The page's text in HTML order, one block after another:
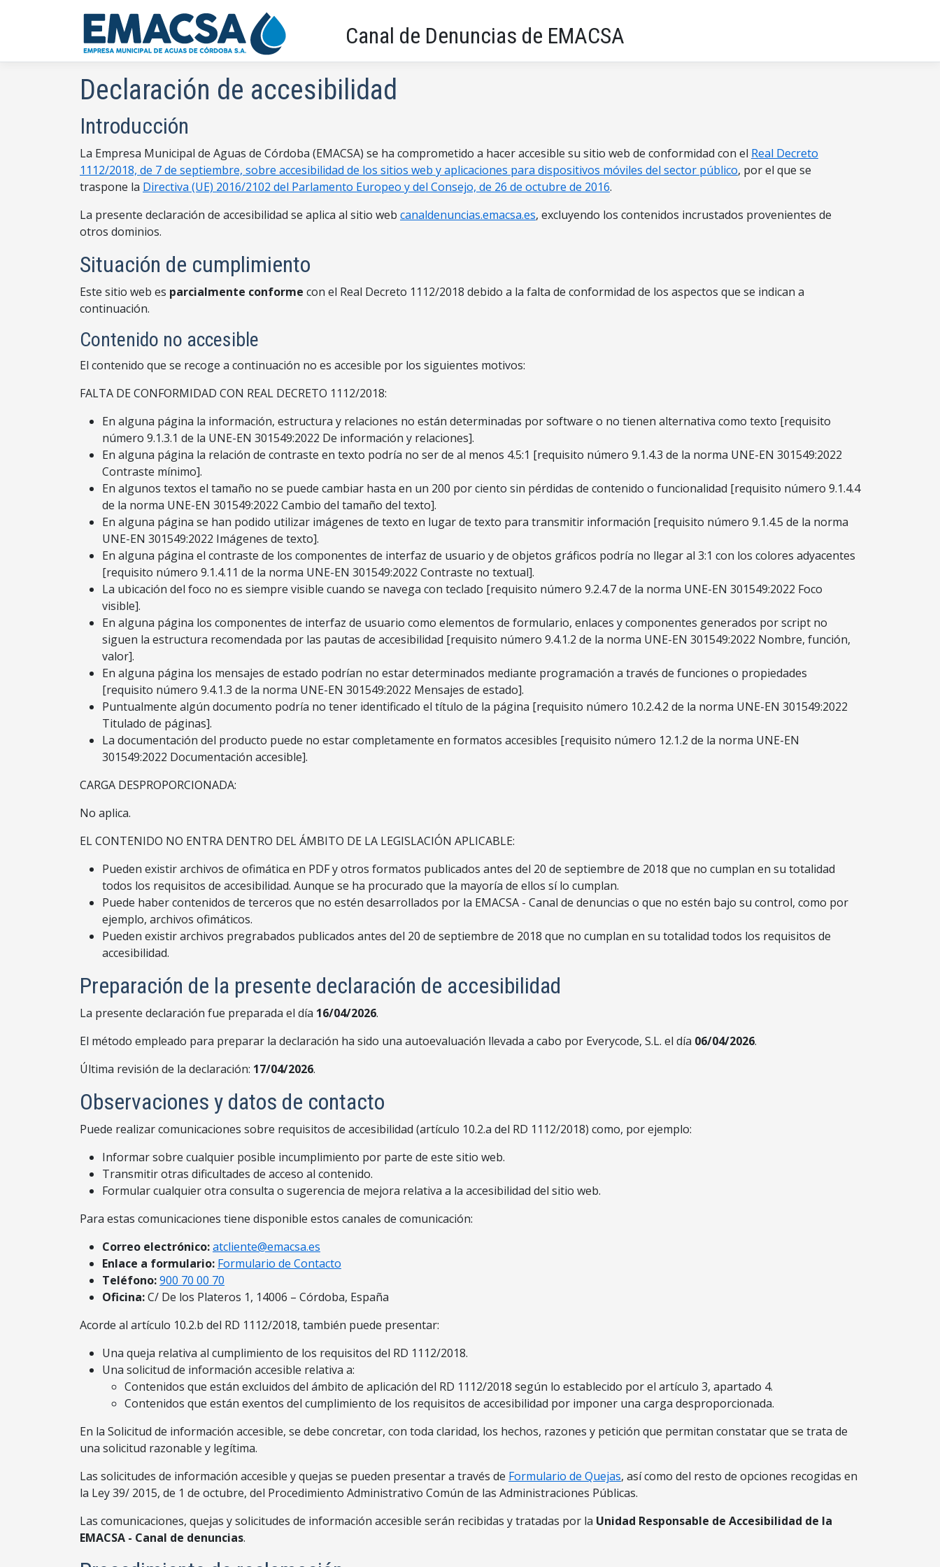
Canal de Denuncias de EMACSA
Declaración de accesibilidad
Introducción
La Empresa Municipal de Aguas de Córdoba (EMACSA) se ha comprometido a hacer accesible su sitio web de conformidad con el Real Decreto
1112/2018, de 7 de septiembre, sobre accesibilidad de los sitios web y aplicaciones para dispositivos móviles del sector público, por el que se
traspone la Directiva (UE) 2016/2102 del Parlamento Europeo y del Consejo, de 26 de octubre de 2016.
La presente declaración de accesibilidad se aplica al sitio web canaldenuncias.emacsa.es, excluyendo los contenidos incrustados provenientes de
otros dominios.
Situación de cumplimiento
Este sitio web es parcialmente conforme con el Real Decreto 1112/2018 debido a la falta de conformidad de los aspectos que se indican a
continuación.
Contenido no accesible
El contenido que se recoge a continuación no es accesible por los siguientes motivos:
FALTA DE CONFORMIDAD CON REAL DECRETO 1112/2018:
En alguna página la información, estructura y relaciones no están determinadas por software o no tienen alternativa como texto [requisito
número 9.1.3.1 de la UNE-EN 301549:2022 De información y relaciones].
En alguna página la relación de contraste en texto podría no ser de al menos 4.5:1 [requisito número 9.1.4.3 de la norma UNE-EN 301549:2022
Contraste mínimo].
En algunos textos el tamaño no se puede cambiar hasta en un 200 por ciento sin pérdidas de contenido o funcionalidad [requisito número 9.1.4.4
de la norma UNE-EN 301549:2022 Cambio del tamaño del texto].
En alguna página se han podido utilizar imágenes de texto en lugar de texto para transmitir información [requisito número 9.1.4.5 de la norma
UNE-EN 301549:2022 Imágenes de texto].
En alguna página el contraste de los componentes de interfaz de usuario y de objetos gráficos podría no llegar al 3:1 con los colores adyacentes
[requisito número 9.1.4.11 de la norma UNE-EN 301549:2022 Contraste no textual].
La ubicación del foco no es siempre visible cuando se navega con teclado [requisito número 9.2.4.7 de la norma UNE-EN 301549:2022 Foco
visible].
En alguna página los componentes de interfaz de usuario como elementos de formulario, enlaces y componentes generados por script no
siguen la estructura recomendada por las pautas de accesibilidad [requisito número 9.4.1.2 de la norma UNE-EN 301549:2022 Nombre, función,
valor].
En alguna página los mensajes de estado podrían no estar determinados mediante programación a través de funciones o propiedades
[requisito número 9.4.1.3 de la norma UNE-EN 301549:2022 Mensajes de estado].
Puntualmente algún documento podría no tener identificado el título de la página [requisito número 10.2.4.2 de la norma UNE-EN 301549:2022
Titulado de páginas].
La documentación del producto puede no estar completamente en formatos accesibles [requisito número 12.1.2 de la norma UNE-EN
301549:2022 Documentación accesible].
CARGA DESPROPORCIONADA:
No aplica.
EL CONTENIDO NO ENTRA DENTRO DEL ÁMBITO DE LA LEGISLACIÓN APLICABLE:
Pueden existir archivos de ofimática en PDF y otros formatos publicados antes del 20 de septiembre de 2018 que no cumplan en su totalidad
todos los requisitos de accesibilidad. Aunque se ha procurado que la mayoría de ellos sí lo cumplan.
Puede haber contenidos de terceros que no estén desarrollados por la EMACSA - Canal de denuncias o que no estén bajo su control, como por
ejemplo, archivos ofimáticos.
Pueden existir archivos pregrabados publicados antes del 20 de septiembre de 2018 que no cumplan en su totalidad todos los requisitos de
accesibilidad.
Preparación de la presente declaración de accesibilidad
La presente declaración fue preparada el día 16/04/2026.
El método empleado para preparar la declaración ha sido una autoevaluación llevada a cabo por Everycode, S.L. el día 06/04/2026.
Última revisión de la declaración: 17/04/2026.
Observaciones y datos de contacto
Puede realizar comunicaciones sobre requisitos de accesibilidad (artículo 10.2.a del RD 1112/2018) como, por ejemplo:
Informar sobre cualquier posible incumplimiento por parte de este sitio web.
Transmitir otras dificultades de acceso al contenido.
Formular cualquier otra consulta o sugerencia de mejora relativa a la accesibilidad del sitio web.
Para estas comunicaciones tiene disponible estos canales de comunicación:
Correo electrónico:atcliente@emacsa.es
Enlace a formulario: Formulario de Contacto
Teléfono:900 70 00 70
Oficina:C/ De los Plateros 1, 14006 – Córdoba, España
Acorde al artículo 10.2.b del RD 1112/2018, también puede presentar:
Una queja relativa al cumplimiento de los requisitos del RD 1112/2018.
Una solicitud de información accesible relativa a:
Contenidos que están excluidos del ámbito de aplicación del RD 1112/2018 según lo establecido por el artículo 3, apartado 4.
Contenidos que están exentos del cumplimiento de los requisitos de accesibilidad por imponer una carga desproporcionada.
En la Solicitud de información accesible, se debe concretar, con toda claridad, los hechos, razones y petición que permitan constatar que se trata de
una solicitud razonable y legítima.
Las solicitudes de información accesible y quejas se pueden presentar a través de Formulario de Quejas, así como del resto de opciones recogidas en
la Ley 39/ 2015, de 1 de octubre, del Procedimiento Administrativo Común de las Administraciones Públicas.
Las comunicaciones, quejas y solicitudes de información accesible serán recibidas y tratadas por la Unidad Responsable de Accesibilidad de la
EMACSA - Canal de denuncias.